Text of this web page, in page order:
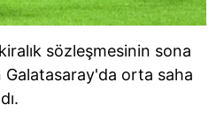
sözleşmesinin sona
Galatasaray'da orta saha